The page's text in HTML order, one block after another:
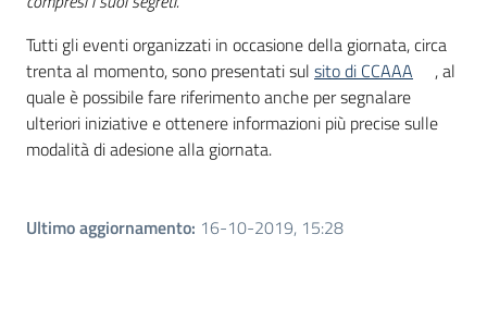
Tutti gli eventi organizzati in occasione della giornata, circa
trenta al momento, sono presentati sul sito di CCAAA
, al
quale è possibile fare riferimento anche per segnalare
ulteriori iniziative e ottenere informazioni più precise sulle
modalità di adesione alla giornata.
Ultimo aggiornamento: 16-10-2019, 15:28